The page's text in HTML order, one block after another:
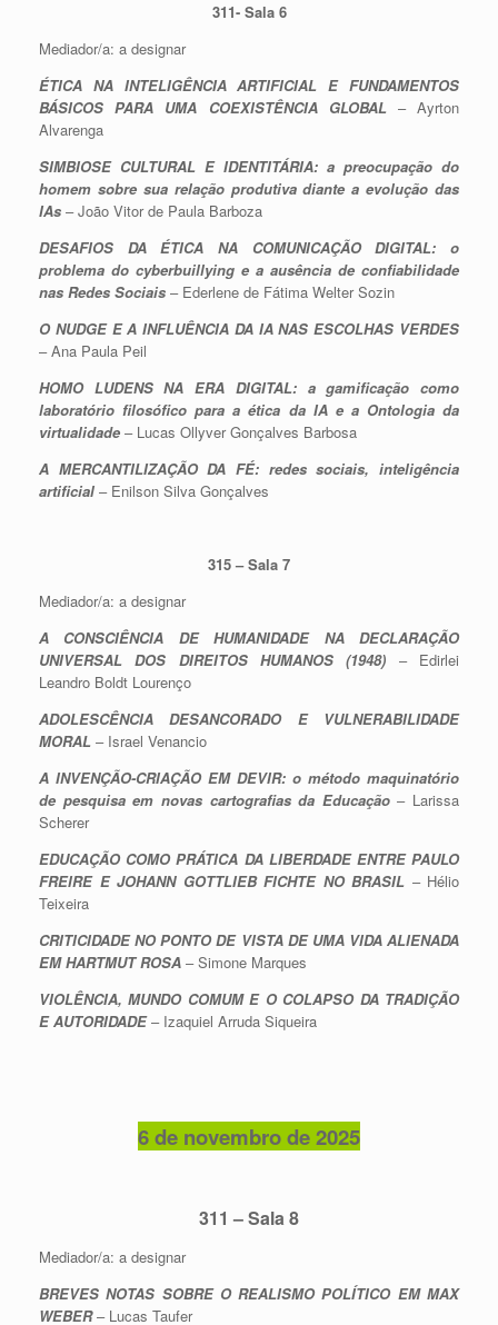
311- Sala 6
Mediador/a: a designar
ÉTICA NA INTELIGÊNCIA ARTIFICIAL E FUNDAMENTOS
BÁSICOS PARA UMA COEXISTÊNCIA GLOBAL– Ayrton
Alvarenga
SIMBIOSE CULTURAL E IDENTITÁRIA: a preocupação do
homem sobre sua relação produtiva diante a evolução das
IAs – João Vitor de Paula Barboza
DESAFIOS DA ÉTICA NA COMUNICAÇÃO DIGITAL: o
problema do cyberbuillying e a ausência de confiabilidade
nas Redes Sociais – Ederlene de Fátima Welter Sozin
O NUDGE E A INFLUÊNCIA DA IA NAS ESCOLHAS VERDES
– Ana Paula Peil
HOMO LUDENS NA ERA DIGITAL: a gamificação como
laboratório filosófico para a ética da IA e a Ontologia da
virtualidade – Lucas Ollyver Gonçalves Barbosa
A MERCANTILIZAÇÃO DA FÉ: redes sociais, inteligência
artificial – Enilson Silva Gonçalves
315 – Sala 7
Mediador/a: a designar
A CONSCIÊNCIA DE HUMANIDADE NA DECLARAÇÃO
UNIVERSAL DOS DIREITOS HUMANOS (1948)
– Edirlei
Leandro Boldt Lourenço
ADOLESCÊNCIA DESANCORADO E VULNERABILIDADE
MORAL – Israel Venancio
A INVENÇÃO-CRIAÇÃO EM DEVIR: o método maquinatório
de pesquisa em novas cartografias da Educação – Larissa
Scherer
EDUCAÇÃO COMO PRÁTICA DA LIBERDADE ENTRE PAULO
FREIRE E JOHANN GOTTLIEB FICHTE NO BRASIL – Hélio
Teixeira
CRITICIDADE NO PONTO DE VISTA DE UMA VIDA ALIENADA
EM HARTMUT ROSA – Simone Marques
VIOLÊNCIA, MUNDO COMUM E O COLAPSO DA TRADIÇÃO
E AUTORIDADE– Izaquiel Arruda Siqueira
6 de novembro de 2025
311 – Sala 8
Mediador/a: a designar
BREVES NOTAS SOBRE O REALISMO POLÍTICO EM MAX
WEBER– Lucas Taufer